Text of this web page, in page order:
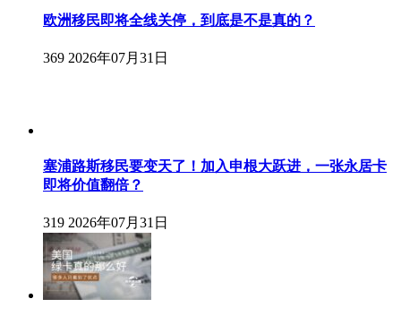
欧洲移民即将全线关停，到底是不是真的？
369 2026年07月31日
塞浦路斯移民要变天了！加入申根大跃进，一张永居卡
即将价值翻倍？
319 2026年07月31日